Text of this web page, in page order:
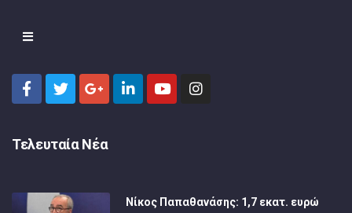
Τελευταία Νέα
Νίκος Παπαθανάσης: 1,7 εκατ. ευρώ